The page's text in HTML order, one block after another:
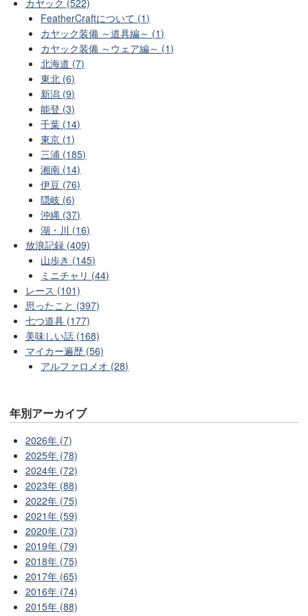
カヤック (522)
FeatherCraftについて (1)
カヤック装備 ～道具編～ (1)
カヤック装備 ～ウェア編～ (1)
北海道 (7)
東北 (6)
新潟 (9)
能登 (3)
千葉 (14)
東京 (1)
三浦 (185)
湘南 (14)
伊豆 (76)
隠岐 (6)
沖縄 (37)
湖・川 (16)
放浪記録 (409)
山歩き (145)
ミニチャリ (44)
レース (101)
思ったこと (397)
七つ道具 (177)
美味しい話 (168)
マイカー遍歴 (56)
アルファロメオ (28)
年別アーカイブ
2026年 (7)
2025年 (78)
2024年 (72)
2023年 (88)
2022年 (75)
2021年 (59)
2020年 (73)
2019年 (79)
2018年 (75)
2017年 (65)
2016年 (74)
2015年 (88)